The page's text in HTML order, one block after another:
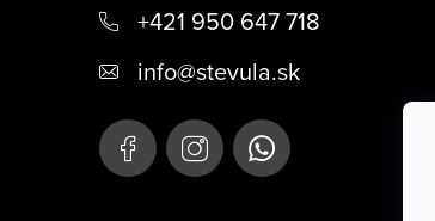
+421 950 647 718
info@stevula.sk